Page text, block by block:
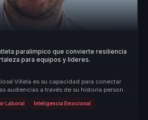
paralimpico que convierte resiliencia
para equipos y lideres.
Villela es su capacidad para conectar
audiencias a través de su historia personal
Laboral Inteligencia Emocional